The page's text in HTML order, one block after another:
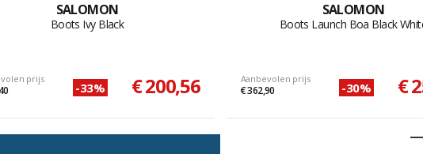
SALOMON
Boots Ivy Black
prijs
-33% € 200,56
SALOMON
Boots Launch Boa Black
Aanbevolen prijs
€ 362,90 -30% €